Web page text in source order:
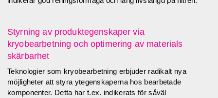
Styrning av produktegenskaper via
kryobearbetning och optimering av materials
skärbarhet
Teknologier som kryobearbetning erbjuder radikalt nya
möjligheter att styra ytegenskaperna hos bearbetade
komponenter. Detta har t.ex. indikerats för såväl